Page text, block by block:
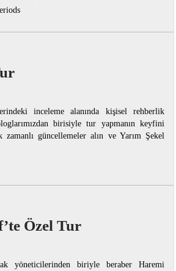
inceleme alanında kişisel rehberlik
birisiyle tur yapmanın keyfini
zamanlı güncellemeler alın ve Yarım Şekel
Özel Tur
yöneticilerinden biriyle beraber Haremi